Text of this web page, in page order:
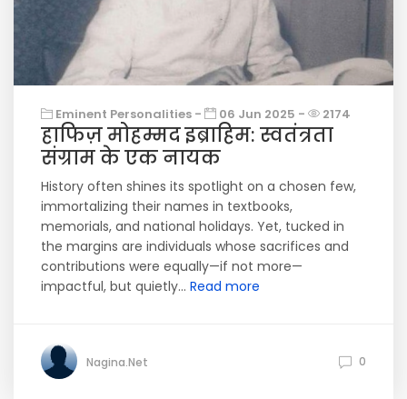
Eminent Personalities - 06 Jun 2025 - 2174
हाफिज़ मोहम्मद इब्राहिम: स्वतंत्रता
संग्राम के एक नायक
History often shines its spotlight on a chosen few,
immortalizing their names in textbooks,
memorials, and national holidays. Yet, tucked in
the margins are individuals whose sacrifices and
contributions were equally—if not more—
impactful, but quietly... Read more
Nagina.Net 0